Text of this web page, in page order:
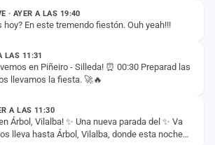
· AYER A LAS 19:40
hoy? En este tremendo fiestón. Ouh yeah!!!
LAS 11:31
en Piñeiro - Silleda! ⏰ 00:30 Preparad las
llevamos la fiesta. 🚀🔥
A LAS 11:30
Árbol, Vilalba! ✨ Una nueva parada del ✨ Va
lleva hasta Árbol, Vilalba, donde esta noche